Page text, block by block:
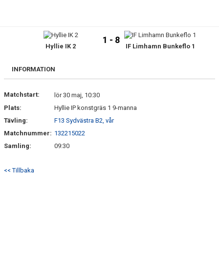
BILDGALLERI
Hyllie IK 2
1 - 8
IF Limhamn Bunkeflo 1
INFORMATION
Matchstart:
lör 30 maj, 10:30
Plats:
Hyllie IP konstgräs 1 9-manna
Tävling:
F13 Sydvästra B2, vår
Matchnummer: 132215022
Samling:
09:30
<< Tillbaka